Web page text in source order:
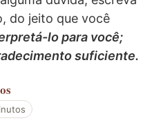
do jeito que você
lo para você;
suficiente.